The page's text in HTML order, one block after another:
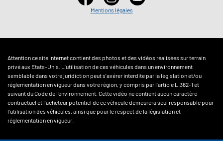
Mentions légales
Attention ce site internet contient des photos et des vidéos réalisées sur terrain
privé aux Etats-Unis. L'utilisation de ces véhicules dans un environnement
semblable dans votre juridiction peut s'avérer interdite par la législation et/ou
réglementation en vigueur dans votre région, y compris par l'article L.362-1 et
suivant du Code de l'environnement. Cette vidéo ne contient aucun caractère
contractuel et l'acheteur potentiel de ce véhicule demeurera seul responsable pour
l'utilisation des véhicules, ainsi que pour le respect de la législation et
réglementation en vigueur.